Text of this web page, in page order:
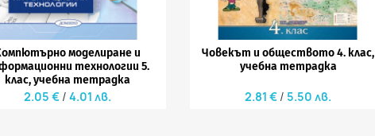
моделиране и
технологии 5.
клас, учебна тетрадка
2.05 € 4.01 лв.
Човекът и обществото 4. клас,
учебна тетрадка
2.81 € 5.50 лв.